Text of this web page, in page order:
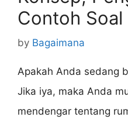
Contoh Soal
by Bagaimana
Apakah Anda sedang
Jika iya, maka Anda
mendengar tentang